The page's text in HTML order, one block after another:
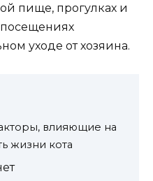
пище, прогулках и
посещениях
уходе от хозяина.
влияющие на
жизни кота